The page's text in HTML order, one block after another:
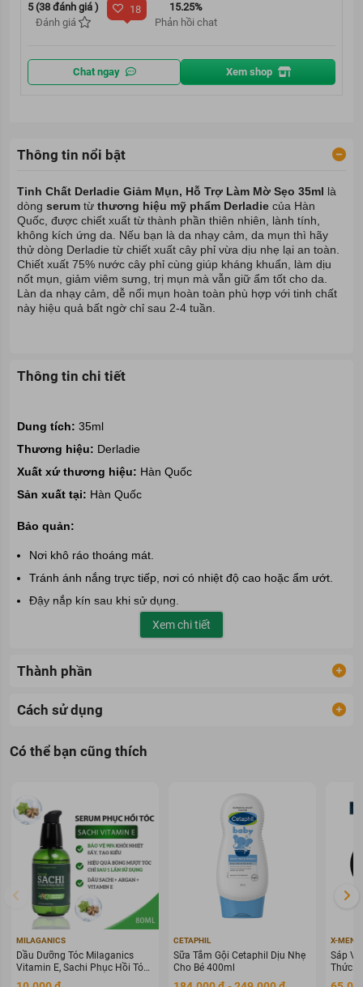
5 (38 đánh giá )
Đánh giá
18
15.25%
Phản hồi chat
Chat ngay Xem shop
Thông tin nổi bật
Tinh Chất Derladie Giảm Mụn, Hỗ Trợ Làm Mờ Sẹo 35ml là
dòng serum từ thương hiệu mỹ phẩm Derladie của Hàn
Quốc, được chiết xuất từ thành phần thiên nhiên, lành tính,
không kích ứng da. Nếu bạn là da nhạy cảm, da mụn thì hãy
thử dòng Derladie từ chiết xuất cây phỉ vừa dịu nhẹ lại an toàn.
Chiết xuất 75% nước cây phỉ cùng giúp kháng khuẩn, làm dịu
nốt mụn, giảm viêm sưng, trị mụn mà vẫn giữ ẩm tốt cho da.
Làn da nhạy cảm, dễ nổi mụn hoàn toàn phù hợp với tinh chất
này hiệu quả bất ngờ chỉ sau 2-4 tuần.
Thông tin chi tiết
Dung tích: 35ml
Thương hiệu: Derladie
Xuất xứ thương hiệu: Hàn Quốc
Sản xuất tại: Hàn Quốc
Bảo quản:
Nơi khô ráo thoáng mát.
Tránh ánh nắng trực tiếp, nơi có nhiệt độ cao hoặc ẩm ướt.
Đậy nắp kín sau khi sử dụng.
Xem chi tiết
Thành phần
Cách sử dụng
Có thể bạn cũng thích
MILAGANICS
Dầu Dưỡng Tóc Milaganics
Vitamin E, Sachi Phục Hồi Tóc
80ml
CETAPHIL
Sữa Tắm Gội Cetaphil Dịu Nhẹ
Cho Bé 400ml
X-MEN
Sáp
Thức
70g